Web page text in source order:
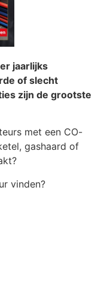
jaarlijks
of slecht
zijn de grootste
met een CO-
gashaard of
vinden?